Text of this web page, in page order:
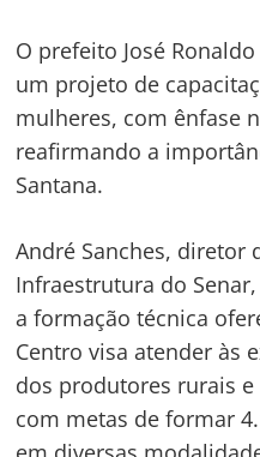
O prefeito José
um projeto de
mulheres, com ênfase
reafirmando a
Santana.
André Sanches, diretor
Infraestrutura do
a formação técnica
Centro visa atender às
dos produtores rurais
com metas de formar